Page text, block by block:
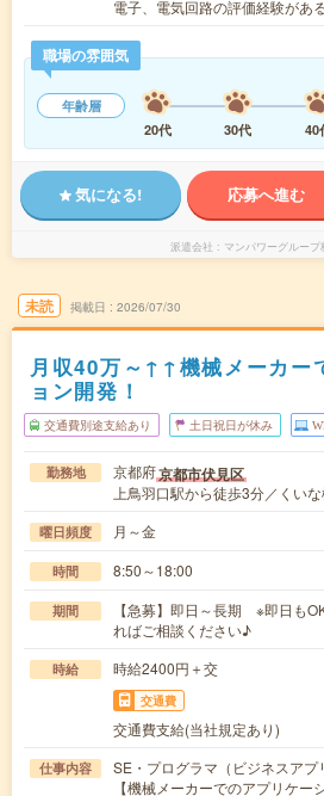
電子、電気回路の評価経験があ
職場の雰囲気
年齢層
20代
30代 40
気になる! 応募へ進む
派遣会社 マンパワーグループ
未読 掲載日 2026/07/30
月収40万～↑↑機械メーカー
ョン開発！
交通費別途支給あり 土日祝日が休み
勤務地 京都府京都市伏見区
上鳥羽口駅から徒歩3分／くい
曜日頻度 月～金
時間 8:50～18:00
期間
【急募】即日～長期 ※即日も
ればご相談ください♪
時給 時給2400円＋交
交通費
交通費支給(当社規定あり)
仕事内容
SE・プログラマ（ビジネスアプ
【機械メーカーでのアプリケ